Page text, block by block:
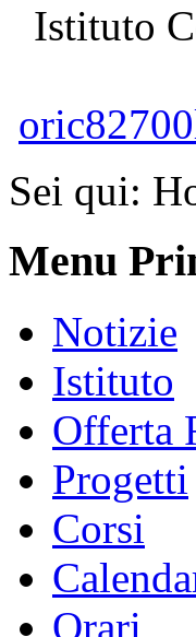
Istituto
Sei qui:
Menu
Notizie
Istituto
Offerta
Progetti
Corsi
Orari